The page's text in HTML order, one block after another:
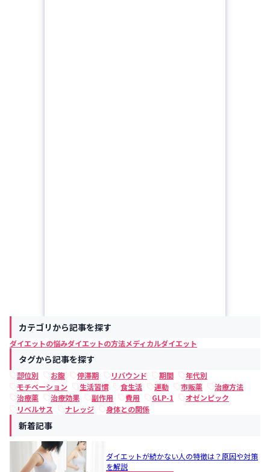
カテゴリから記事を探す
ダイエットの悩みダイエットの方法メディカルダイエット
タグから記事を探す
部位別 お腹 停滞期 リバウンド 期間
年代別
モチベーション
生活習慣 食生活 運動 市販薬
治療方法
治療薬
治療効果 副作用 費用 GLP-1
オゼンピック
リベルサス
ナレッジ 身体との関係
新着記事
ダイエットが続かない人の特徴は？原因や対策
を解説